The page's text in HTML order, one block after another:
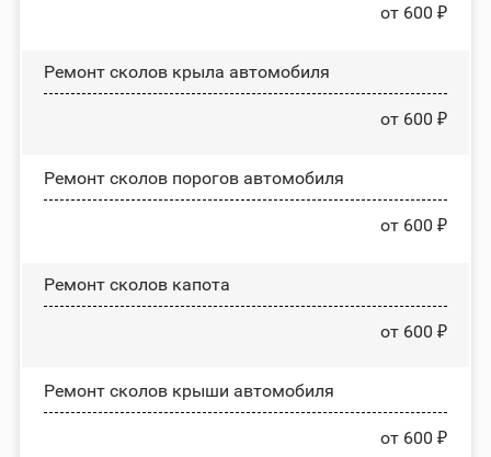
от 600 ₽
Ремонт сколов крыла автомобиля
от 600 ₽
Ремонт сколов порогов автомобиля
от 600 ₽
Ремонт сколов капота
от 600 ₽
Ремонт сколов крыши автомобиля
от 600 ₽